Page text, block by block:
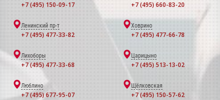
+7 (495) 150-09-17 +7 (495) 660-83-20
Ленинский пр-т
+7 (495) 477-33-82
Ховрино
+7 (495) 477-66-78
Лихоборы
+7 (495) 477-33-68
Царицыно
+7 (495) 513-13-02
Люблино
+7 (495) 677-95-07
Щёлковская
+7 (495) 150-57-62